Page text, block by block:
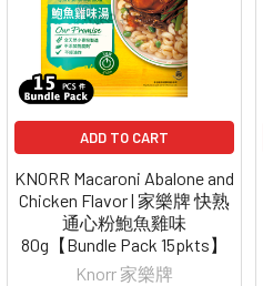
ADD TO CART
KNORR Macaroni Abalone and
Chicken Flavor | 家樂牌 快熟
通心粉鮑魚雞味
80g【Bundle Pack 15pkts】
Knorr 家樂牌